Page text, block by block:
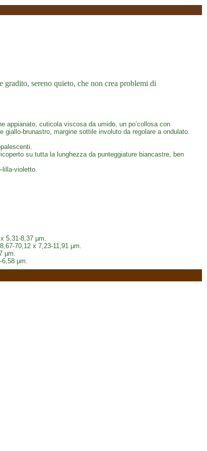
gradito, sereno quieto, che non crea problemi di
appianato, cuticola viscosa da umido, un po’collosa con
brunastro, margine sottile involuto da regolare a ondulato.
su tutta la lunghezza da punteggiature biancastre, ben
lilla-violetto.
5,31-8,37 µm.
70,12 x 7,23-11,91 µm.
µm.
µm.